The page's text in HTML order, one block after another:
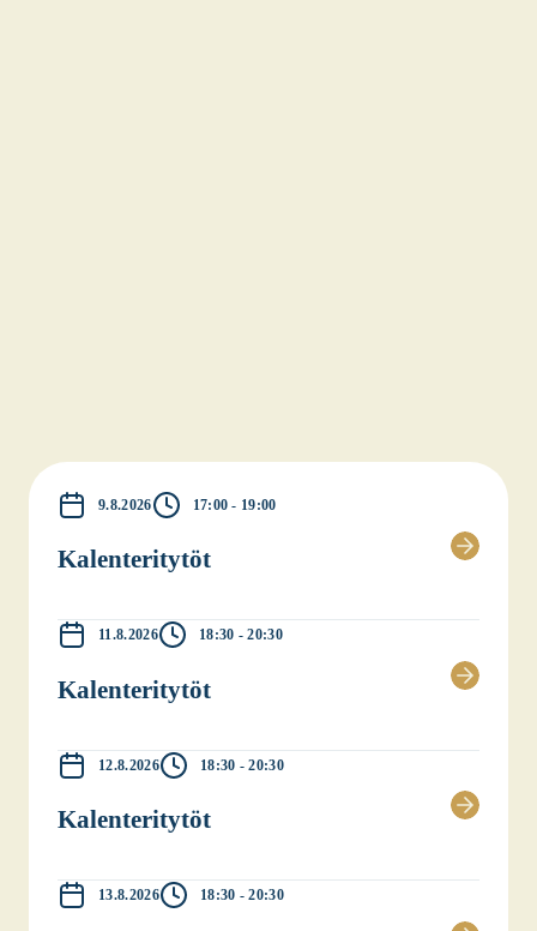
9.8.2026 17:00 - 19:00
Kalen­te­ri­ty­töt
11.8.2026 18:30 - 20:30
Kalen­te­ri­ty­töt
12.8.2026 18:30 - 20:30
Kalen­te­ri­ty­töt
13.8.2026 18:30 - 20:30